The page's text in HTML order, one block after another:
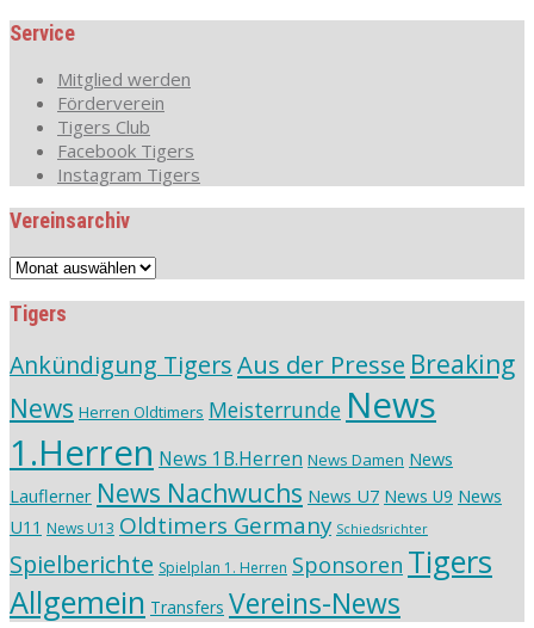
Service
Mitglied werden
Förderverein
Tigers Club
Facebook Tigers
Instagram Tigers
Vereinsarchiv
Vereinsarchiv
Tigers
Ankündigung TigersAus der Presse Breaking
News Herren Oldtimers Meisterrunde News
1.Herren News 1B.Herren News Damen News
Lauflerner News Nachwuchs News U7 News U9 News
U11 News U13 Oldtimers Germany Schiedsrichter
Spielberichte Spielplan 1. Herren Sponsoren Tigers
Allgemein Transfers Vereins-News